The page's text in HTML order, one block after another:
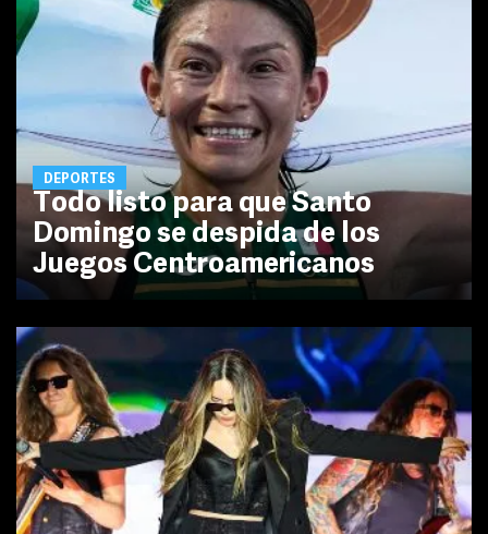
DEPORTES
Todo listo para que Santo
Domingo se despida de los
Juegos Centroamericanos